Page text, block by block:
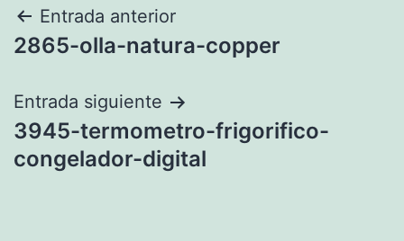
Navegación
de
entradas
Entrada anterior
2865-olla-natura-copper
Entrada siguiente
3945-termometro-frigorifico-
congelador-digital